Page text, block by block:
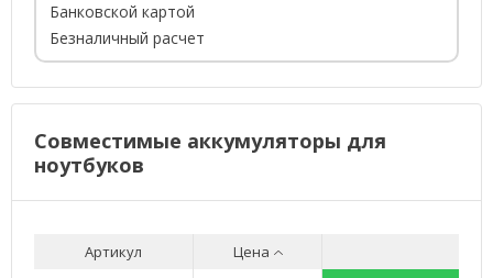
Банковской картой
Безналичный расчет
Совместимые аккумуляторы для
ноутбуков
Артикул
Цена